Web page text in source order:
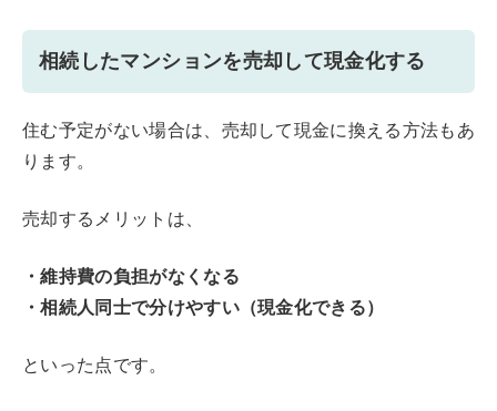
相続したマンションを売却して現金化する
住む予定がない場合は、売却して現金に換える方法もあ
ります。
売却するメリットは、
・維持費の負担がなくなる
・相続人同士で分けやすい（現金化できる）
といった点です。